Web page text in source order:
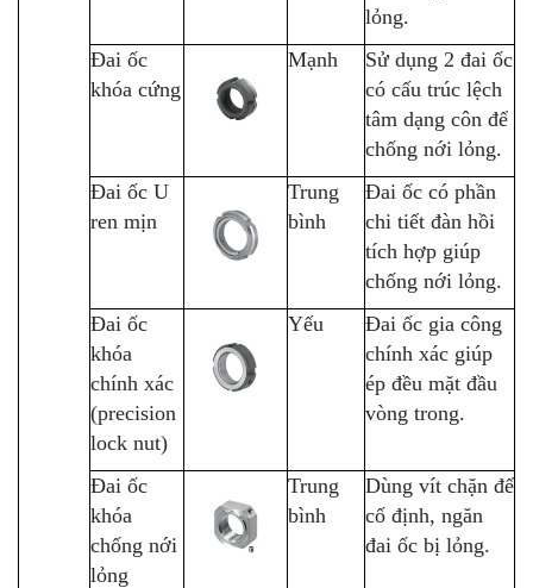
lỏng.
Đai ốc
khóa cứng
Mạnh
Sử dụng 2 đai ốc
có cấu trúc lệch
tâm dạng côn để
chống nới lỏng.
Đai ốc U
ren mịn
Trung
bình
Đai ốc có phần
chi tiết đàn hồi
tích hợp giúp
chống nới lỏng.
Đai ốc
khóa
chính xác
(precision
lock nut)
Yếu
Đai ốc gia công
chính xác giúp
ép đều mặt đầu
vòng trong.
Đai ốc
khóa
chống nới
lỏng
Trung
bình
Dùng vít chặn để
cố định, ngăn
đai ốc bị lỏng.